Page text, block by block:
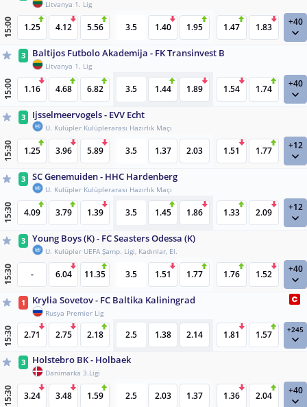
Litvanya 1. Lig
15:00 1.25 4.12 5.56 3.5 1.40 1.95 1.47 1.83 +40
3 Baltijos Futbolo Akademija - FK Transinvest B
Litvanya 1. Lig
15:00 1.16 4.68 6.82 3.5 1.44 1.89 1.54 1.74 +40
3 Ijsselmeervogels - EVV Echt
U. Kulüpler Kulüplerarası Hazırlık Maçı
15:30 1.25 3.96 5.89 3.5 1.37 2.03 1.51 1.77 +12
3 SC Genemuiden - HHC Hardenberg
U. Kulüpler Kulüplerarası Hazırlık Maçı
15:30 4.09 3.79 1.39 3.5 1.45 1.86 1.33 2.09 +12
3 Young Boys (K) - FC Seasters Odessa (K)
U. Kulüpler UEFA Şamp. Ligi, Kadınlar, El.
15:30 - 6.04 11.35 3.5 1.51 1.77 1.76 1.52 +40
1 Krylia Sovetov - FC Baltika Kaliningrad
Rusya Premier Lig
15:30 2.71 2.75 2.18 2.5 1.38 2.14 1.81 1.57 +245
3 Holstebro BK - Holbaek
Danimarka 3.Ligi
15:30 3.24 3.48 1.59 2.5 2.03 1.37 1.36 2.04 +40